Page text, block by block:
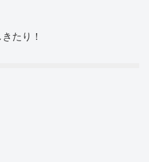
たり！